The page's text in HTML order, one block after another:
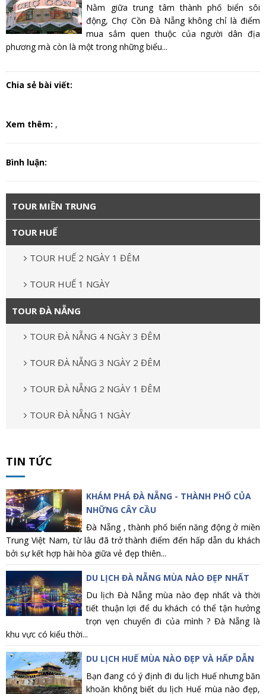
Nằm giữa trung tâm thành phố biển sôi
động, Chợ Cồn Đà Nẵng không chỉ là điểm
mua sắm quen thuộc của người dân địa
phương mà còn là một trong những biểu...
Chia sẻ bài viết:
Xem thêm: ,
Bình luận:
TOUR MIỀN TRUNG
TOUR HUẾ
TOUR HUẾ 2 NGÀY 1 ĐÊM
TOUR HUẾ 1 NGÀY
TOUR ĐÀ NẴNG
TOUR ĐÀ NẴNG 4 NGÀY 3 ĐÊM
TOUR ĐÀ NẴNG 3 NGÀY 2 ĐÊM
TOUR ĐÀ NẴNG 2 NGÀY 1 ĐÊM
TOUR ĐÀ NẴNG 1 NGÀY
TIN TỨC
KHÁM PHÁ ĐÀ NẴNG - THÀNH PHỐ CỦA
NHỮNG CÂY CẦU
Đà Nẵng , thành phố biển năng động ở miền
Trung Việt Nam, từ lâu đã trở thành điểm đến hấp dẫn du khách
bởi sự kết hợp hài hòa giữa vẻ đẹp thiên...
DU LỊCH ĐÀ NẴNG MÙA NÀO ĐẸP NHẤT
Du lịch Đà Nẵng mùa nào đẹp nhất và thời
tiết thuận lợi để du khách có thể tận hưởng
trọn vẹn chuyến đi của mình ? Đà Nẵng là
khu vực có kiểu thời...
DU LỊCH HUẾ MÙA NÀO ĐẸP VÀ HẤP DẪN
Bạn đang có ý định đi du lịch Huế nhưng băn
khoăn không biết du lịch Huế mùa nào đẹp,